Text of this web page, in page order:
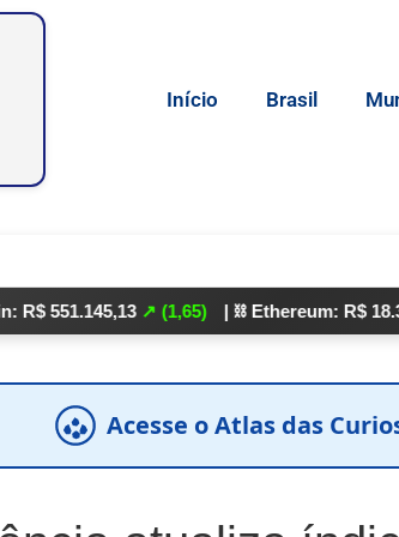
Início Brasil
↗ (1,65) | ⛓️ Ethereum: R$ 18.321,93 ↗
Acesse o Atlas das